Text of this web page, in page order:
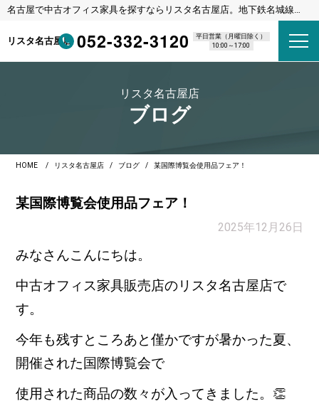
名古屋で中古オフィス家具を探すならリスタ名古屋店。地下鉄名城線
リスタ名古屋店 052-332-3120
平日営業（月曜日除く）
10:00～17:00
リスタ名古屋店
ブログ
HOME リスタ名古屋店 ブログ 某国際博覧会使用品フェア！
某国際博覧会使用品フェア！
2025年12月26日
みなさんこんにちは。
中古オフィス家具販売店のリスタ名古屋店で
す。
今年も残すところあと僅かですが暑かった夏、
開催された国際博覧会で
使用された商品の数々が入ってきました。👏